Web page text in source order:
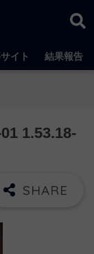
イト 結果報告
1.53.18-